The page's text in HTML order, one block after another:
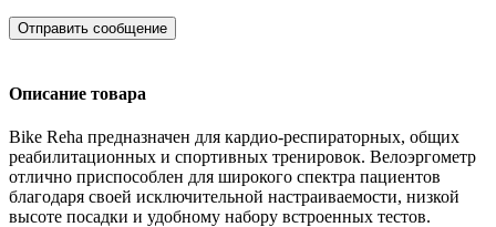
Отправить сообщение
Описание товара
Bike Reha предназначен для кардио-респираторных, общих
реабилитационных и спортивных тренировок. Велоэргометр
отлично приспособлен для широкого спектра пациентов
благодаря своей исключительной настраиваемости, низкой
высоте посадки и удобному набору встроенных тестов.